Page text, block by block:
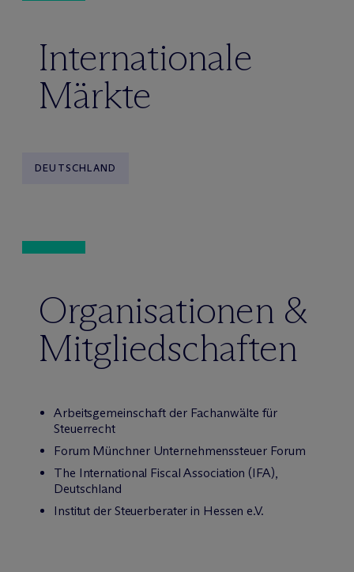
Internationale
Märkte
DEUTSCHLAND
Organisationen &
Mitgliedschaften
Arbeitsgemeinschaft der Fachanwälte für
Steuerrecht
Forum Münchner Unternehmenssteuer Forum
The International Fiscal Association (IFA),
Deutschland
Institut der Steuerberater in Hessen e.V.